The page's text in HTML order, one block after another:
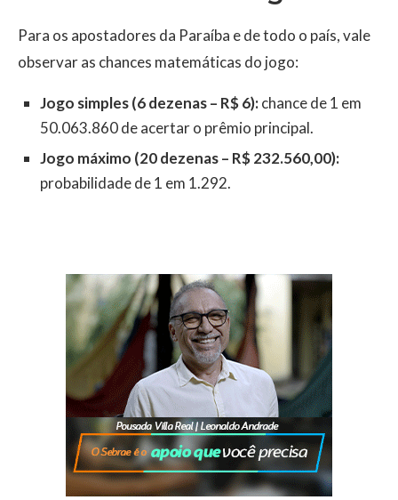
Para os apostadores da Paraíba e de todo o país, vale
observar as chances matemáticas do jogo:
Jogo simples (6 dezenas – R$ 6):chance de 1 em
50.063.860 de acertar o prêmio principal.
Jogo máximo (20 dezenas – R$ 232.560,00):
probabilidade de 1 em 1.292.